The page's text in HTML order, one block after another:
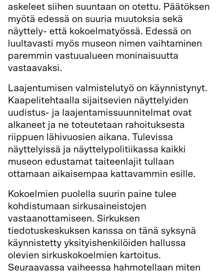
askeleet siihen suuntaan on otettu. Päätöksen
myötä edessä on suuria muutoksia sekä
näyttely- että kokoelmatyössä. Edessä on
luultavasti myös museon nimen vaihtaminen
paremmin vastuualueen moninaisuutta
vastaavaksi.
Laajentumisen valmistelutyö on käynnistynyt.
Kaapelitehtaalla sijaitsevien näyttelyiden
uudistus- ja laajentamissuunnitelmat ovat
alkaneet ja ne toteutetaan rahoituksesta
riippuen lähivuosien aikana. Tulevissa
näyttelyissä ja näyttelypolitiikassa kaikki
museon edustamat taiteenlajit tullaan
ottamaan aikaisempaa kattavammin esille.
Kokoelmien puolella suurin paine tulee
kohdistumaan sirkusaineistojen
vastaanottamiseen. Sirkuksen
tiedotuskeskuksen kanssa on tänä syksynä
käynnistetty yksityishenkilöiden hallussa
olevien sirkuskokoelmien kartoitus.
Seuraavassa vaiheessa hahmotellaan miten